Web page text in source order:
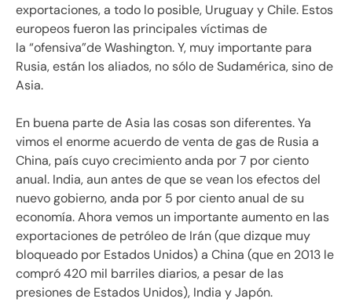
exportaciones, a todo lo posible, Uruguay y Chile. Estos
europeos fueron las principales víctimas de
la ofensiva de Washington. Y, muy importante para
Rusia, están los aliados, no sólo de Sudamérica, sino de
Asia.
En buena parte de Asia las cosas son diferentes. Ya
vimos el enorme acuerdo de venta de gas de Rusia a
China, país cuyo crecimiento anda por 7 por ciento
anual. India, aun antes de que se vean los efectos del
nuevo gobierno, anda por 5 por ciento anual de su
economía. Ahora vemos un importante aumento en las
exportaciones de petróleo de Irán (que dizque muy
bloqueado por Estados Unidos) a China (que en 2013 le
compró 420 mil barriles diarios, a pesar de las
presiones de Estados Unidos), India y Japón.